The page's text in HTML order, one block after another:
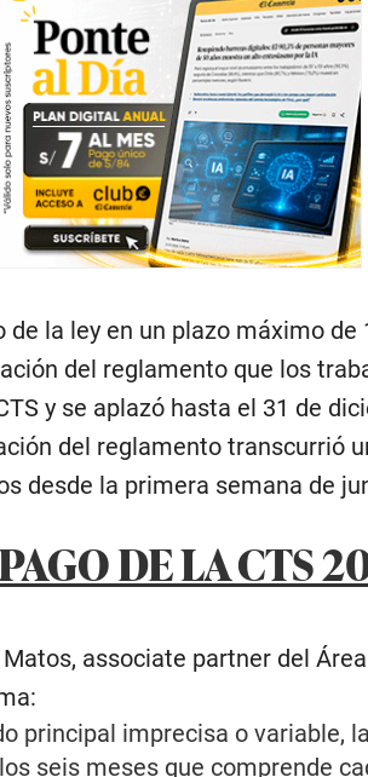
la ley en un plazo máximo
del reglamento que los
y se aplazó hasta el 31 de
del reglamento transcurrió
desde la primera semana de
DE LA CTS
associate partner del
principal imprecisa o variable,
seis meses que comprende